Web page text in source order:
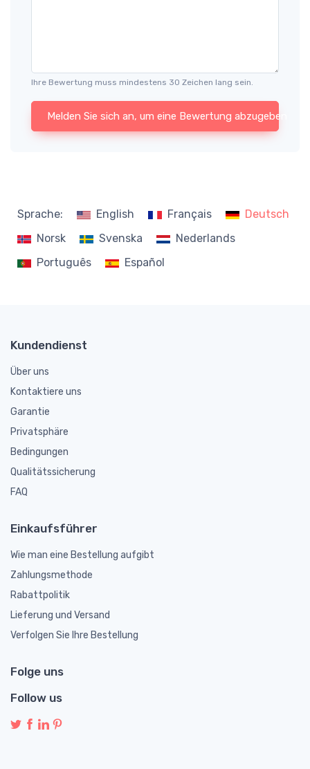
Ihre Bewertung muss mindestens 30 Zeichen lang sein.
Melden Sie sich an, um eine Bewertung abzugeben
Sprache: English Français
Deutsch
Norsk
Svenska
Nederlands
Português
Español
Kundendienst
Über uns
Kontaktiere uns
Garantie
Privatsphäre
Bedingungen
Qualitätssicherung
FAQ
Einkaufsführer
Wie man eine Bestellung aufgibt
Zahlungsmethode
Rabattpolitik
Lieferung und Versand
Verfolgen Sie Ihre Bestellung
Folge uns
Follow us